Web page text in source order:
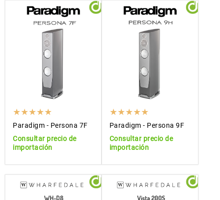
Paradigm - Persona 7F
Consultar precio de
importación
Paradigm - Persona 9F
Consultar precio de
importación